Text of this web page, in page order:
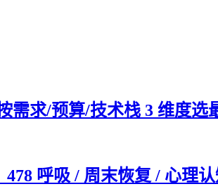
需求/预算/技术栈 3 维度选
呼吸 / 周末恢复 / 心理